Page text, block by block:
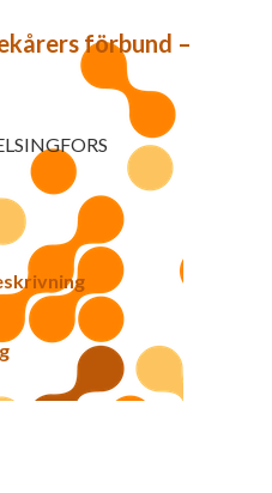
förbund –